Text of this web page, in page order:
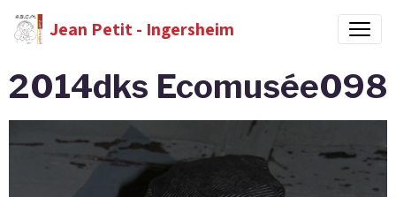
Jean Petit - Ingersheim
2014dks Ecomusée098